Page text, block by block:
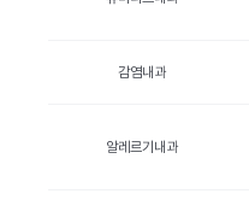
감염내과
알레르기내과